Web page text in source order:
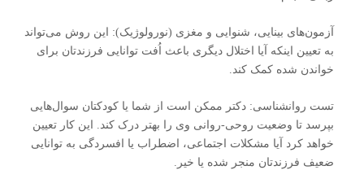
آزمون‌های بینایی، شنوایی و مغزی (نورولوژیک): این روش می‌تواند
به تعیین اینکه آیا اختلال دیگری باعث اُفت توانایی فرزندتان برای
خواندن شده کمک کند.
تست روانشناسی: دکتر ممکن است از شما یا کودکتان سوال‌هایی
بپرسد تا وضعیت روحی-روانی وی را بهتر درک کند. این کار تعیین
خواهد کرد آیا مشکلات اجتماعی، اضطراب یا افسردگی به توانایی
ضعیف فرزندتان منجر شده یا خیر.